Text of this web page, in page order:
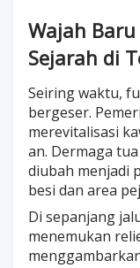
Wajah
Sejarah di
Seiring waktu,
bergeser.
merevitalisasi
an. Dermaga
diubah menjadi
besi dan area
Di sepanjang
menemukan